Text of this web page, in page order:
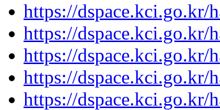
https://dspace.kci.go.kr/
https://dspace.kci.go.kr/
https://dspace.kci.go.kr/
https://dspace.kci.go.kr/
https://dspace.kci.go.kr/